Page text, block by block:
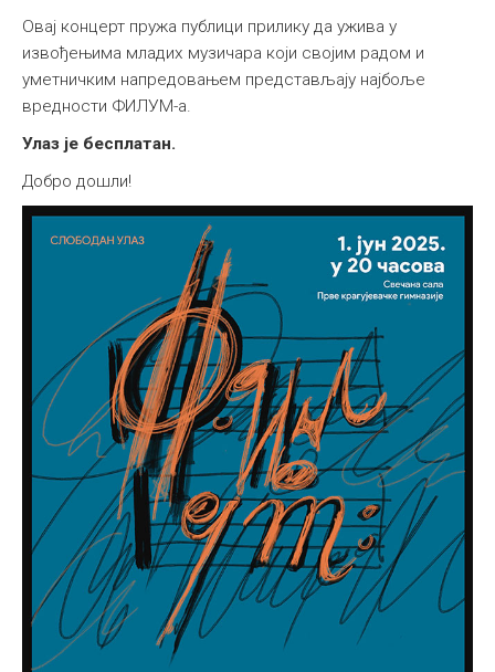
Овај концерт пружа публици прилику да ужива у
извођењима младих музичара који својим радом и
уметничким напредовањем представљају најбоље
вредности ФИЛУМ-а.
Улаз је бесплатан.
Добро дошли!